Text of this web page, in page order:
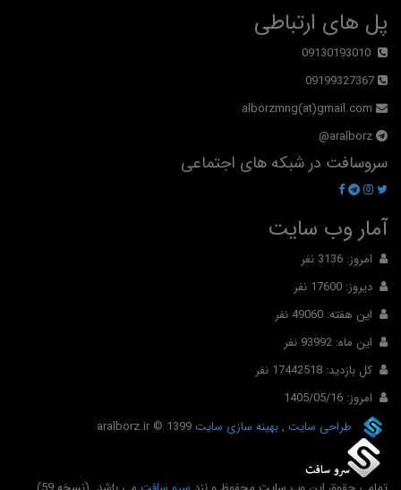
پل های ارتباطی
09130193010
09199327367
alborzmng(at)gmail.com
aralborz@
سروسافت در شبکه های اجتماعی
آمار وب سایت
امروز: 3136 نفر
دیروز: 17600 نفر
این هفته: 49060 نفر
این ماه: 93992 نفر
کل بازدید: 17442518 نفر
امروز: 1405/05/16
طراحی سایت ,بهینه سازی سایت aralborz.ir © 1399